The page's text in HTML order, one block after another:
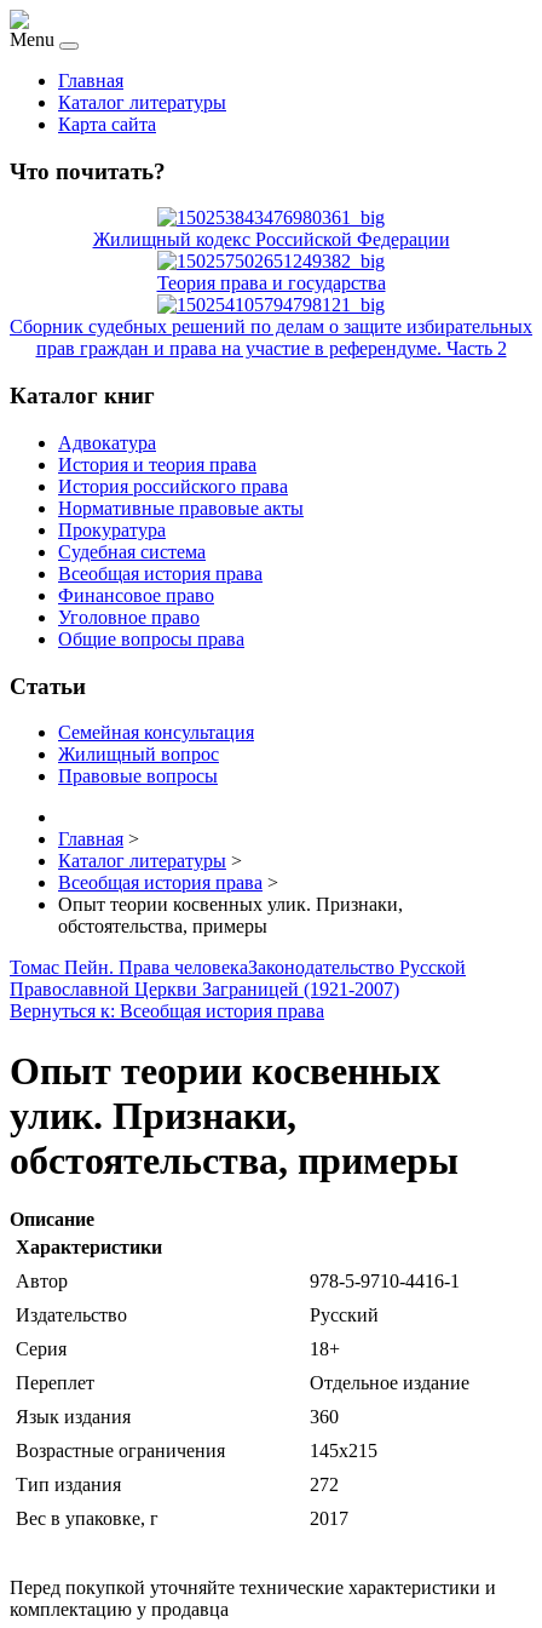
Menu
Главная
Каталог литературы
Карта сайта
Что почитать?
Жилищный кодекс Российской Федерации
Теория права и государства
Сборник судебных решений по делам о защите избирательных
прав граждан и права на участие в референдуме. Часть 2
Каталог книг
Адвокатура
История и теория права
История российского права
Нормативные правовые акты
Прокуратура
Судебная система
Всеобщая история права
Финансовое право
Уголовное право
Общие вопросы права
Статьи
Семейная консультация
Жилищный вопрос
Правовые вопросы
Главная >
Каталог литературы >
Всеобщая история права >
Опыт теории косвенных улик. Признаки,
обстоятельства, примеры
Томас Пейн. Права человекаЗаконодательство Русской
Православной Церкви Заграницей (1921-2007)
Вернуться к: Всеобщая история права
Опыт теории косвенных
улик. Признаки,
обстоятельства, примеры
Описание
Характеристики
Автор
978-5-9710-4416-1
Издательство
Русский
Серия
18+
Переплет
Отдельное издание
Язык издания
360
Возрастные ограничения
145x215
Тип издания
272
Вес в упаковке, г
2017
Перед покупкой уточняйте технические характеристики и
комплектацию у продавца